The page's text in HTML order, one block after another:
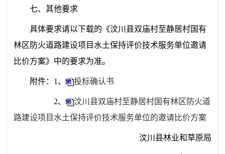
七、其他要求
具体要求请以下载的《汶川县双庙村至静居村国有
林区防火道路建设项目水土保持评价技术服务单位邀请
比价方案》中的要求为准。
附件：1、 投标确认书
2、
汶川县双庙村至静居村国有林区防火道
路建设项目水土保持评价技术服务单位的邀请比价方案
汶川县林业和草原局